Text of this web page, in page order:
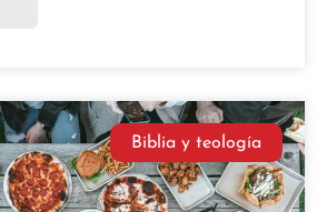
Biblia y teología